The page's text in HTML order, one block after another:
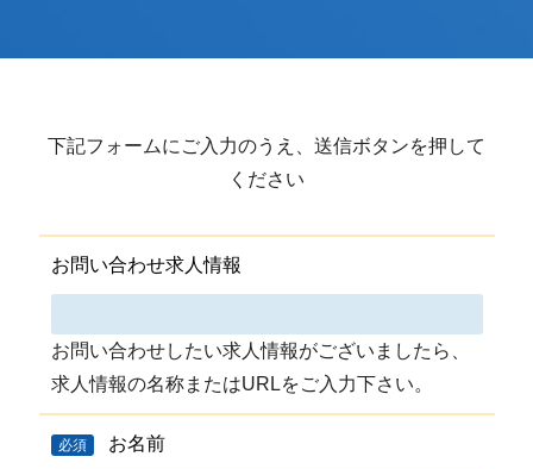
下記フォームにご入力のうえ、送信ボタンを押して
ください
お問い合わせ求人情報
お問い合わせしたい求人情報がございましたら、
求人情報の名称またはURLをご入力下さい。
必須 お名前